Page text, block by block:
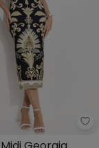
Cropped